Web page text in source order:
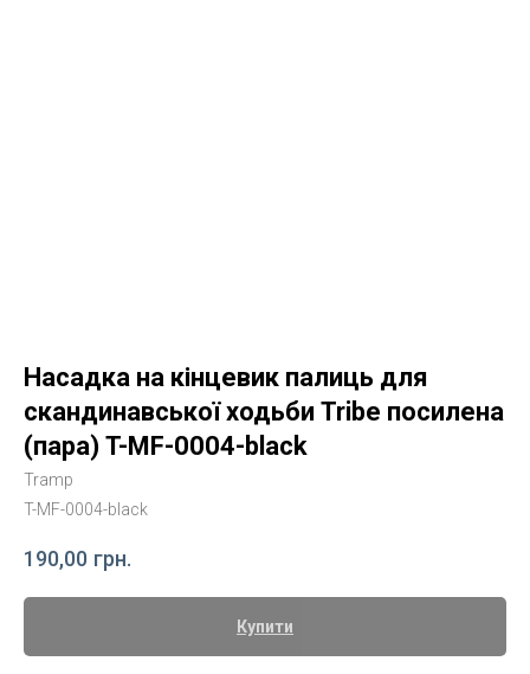
Насадка на кінцевик палиць для
скандинавської ходьби Tribe посилена
(пара) T-MF-0004-black
Tramp
T-MF-0004-black
190,00 грн.
Купити